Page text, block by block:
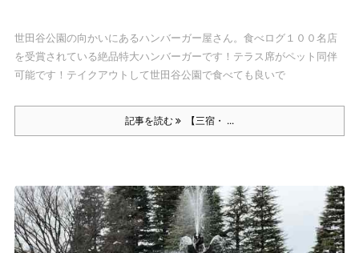
世田谷公園の向かいにあるハンバーガー屋さん。 食べログ１００名店
を受賞されている絶品特大ハンバーガーです！ テラス席がペット同伴
可能です！ テイクアウトして世田谷公園で食べても良いで
記事を読む 【三宿・ ...